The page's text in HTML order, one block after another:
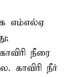
எம்எல்ஏ
நீரை
காவிரி நீர்